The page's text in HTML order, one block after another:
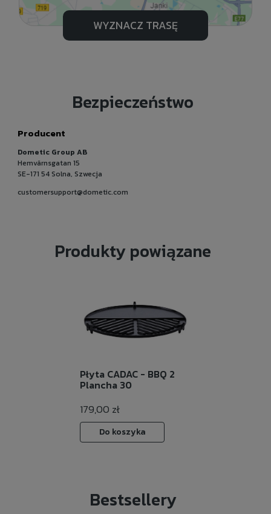
WYZNACZ TRASĘ
Bezpieczeństwo
Producent
Dometic Group AB
Hemvärnsgatan 15
SE-171 54 Solna, Szwecja
customersupport@dometic.com
Produkty powiązane
Płyta CADAC - BBQ 2
Plancha 30
179,00 zł
Do koszyka
Bestsellery